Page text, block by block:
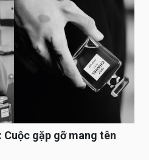
gặp gỡ mang tên